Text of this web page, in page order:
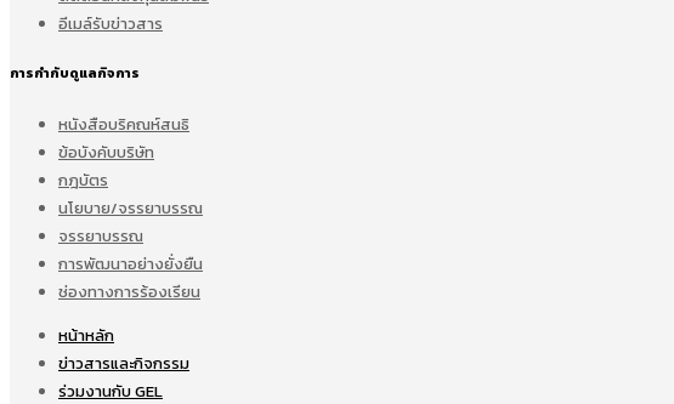
อีเมล์รับข่าวสาร
การกำกับดูแลกิจการ
หนังสือบริคณห์สนธิ
ข้อบังคับบริษัท
กฎบัตร
นโยบาย/จรรยาบรรณ
จรรยาบรรณ
การพัฒนาอย่างยั่งยืน
ช่องทางการร้องเรียน
หน้าหลัก
ข่าวสารและกิจกรรม
ร่วมงานกับ GEL